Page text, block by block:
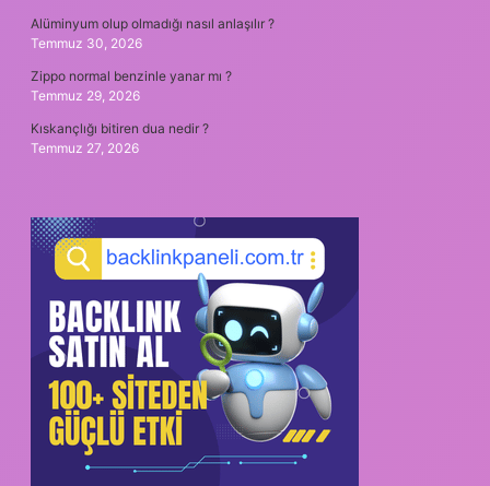
Alüminyum olup olmadığı nasıl anlaşılır ?
Temmuz 30, 2026
Zippo normal benzinle yanar mı ?
Temmuz 29, 2026
Kıskançlığı bitiren dua nedir ?
Temmuz 27, 2026